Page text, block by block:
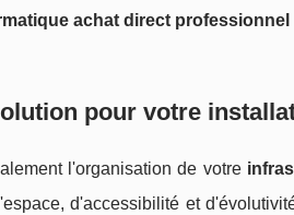
achat direct professionnel
pour votre
l'organisation de votre
d'accessibilité et